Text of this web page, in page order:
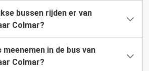
bussen rijden er van
Colmar?
meenemen in de bus van
Colmar?